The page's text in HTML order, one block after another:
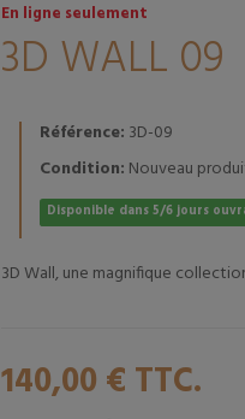
En ligne seulement
3D WALL 09
Référence: 3D-09
Condition: Nouveau
Disponible dans 5/6 jours
3D Wall, une magnifique
140,00 € TTC.